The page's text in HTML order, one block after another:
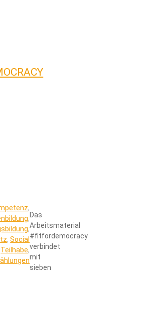
,
,
,
,Social
Teilhabe,
Das
Arbeitsmaterial
#fitfordemocracy
verbindet
mit
sieben